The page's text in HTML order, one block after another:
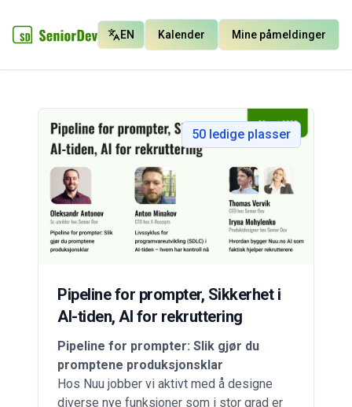
EN Kalender Mine påmeldinger
50 ledige plasser
Pipeline for prompter, Sikkerhet i
AI-tiden, AI for rekruttering
Pipeline for prompter: Slik gjør du
promptene produksjonsklar
Hos Nuu jobber vi aktivt med å designe
diverse nye funksjoner som i stor grad er